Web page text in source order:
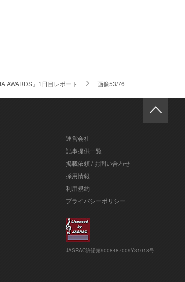
AWARDS』1日目レポート
画像53/76
運営会社
記事提供一覧
掲載依頼 / お問い合わせ
採用情報
利用規約
プライバシーポリシー
JASRAC許諾第9008487009Y31018号